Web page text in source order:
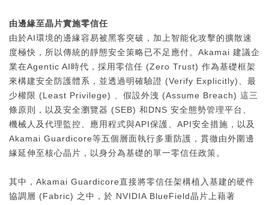
由邊緣至晶片實施零信任
由於AI環境的邊緣容易被黑客突破，加上智能化攻擊的擴散速
度極快，所以傳統的靜態安全策略已不足應付。Akamai 建議企
業在Agentic AI時代，採用零信任 (Zero Trust) 作為基礎框架
來構建安全防護體系，並透過明確驗證 (Verify Explicitly)、最
少權限 (Least Privilege) 、假設外洩 (Assume Breach) 這三
條原則，以及安全瀏覽器 (SEB) 和DNS 安全態勢管理平台、
機械人及代理監控、應用程式與API保護、API安全措施，以及
Akamai Guardicore等五個層面執行多重防護，貫徹由外圍邊
緣延伸至核心晶片，以身分為基礎的單一零信任政策。
其中，Akamai Guardicore直接將零信任架構植入基建的硬件
協調層 (Fabric) 之中，於 NVIDIA BlueField晶片上藉著